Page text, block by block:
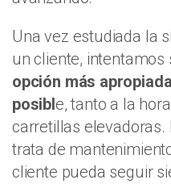
Una vez estudiada la
un cliente, intentamos
opción más
posible, tanto a la
carretillas
trata de
cliente pueda seguir